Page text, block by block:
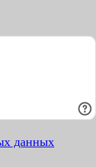
данных